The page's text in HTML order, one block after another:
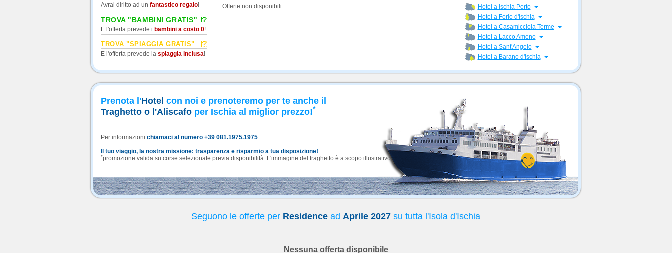
Avrai diritto ad un fantastico regalo!
TROVA "BAMBINI GRATIS"
E l'offerta prevede i bambini a costo 0!
TROVA "SPIAGGIA GRATIS"
E l'offerta prevede la spiaggia inclusa!
Offerte non disponibili Hotel a Ischia Porto Apri menu
Hotel a Forio d'Ischia Apri menu
Hotel a Casamicciola Terme Apri menu
Hotel a Lacco Ameno Apri menu
Hotel a Sant'Angelo Apri menu
Hotel a Barano d'Ischia Apri menu
Prenota l'Hotel con noi e prenoteremo per te anche il
Traghetto o l'Aliscafo per Ischia al miglior prezzo!*
Per informazioni chiamaci al numero +39 081.1975.1975
Il tuo viaggio, la nostra missione: trasparenza e risparmio a tua disposizione!
*promozione valida su corse selezionate previa disponibilità. L'immagine del traghetto è a scopo illustrativo.
Seguono le offerte per Residence ad Aprile 2027 su tutta l'Isola d'Ischia
Nessuna offerta disponibile